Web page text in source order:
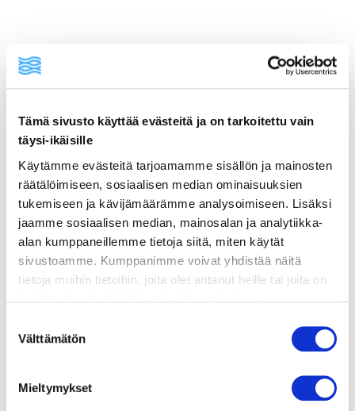
Tämä sivusto käyttää evästeitä ja on tarkoitettu vain
täysi-ikäisille
Käytämme evästeitä tarjoamamme sisällön ja mainosten
räätälöimiseen, sosiaalisen median ominaisuuksien
tukemiseen ja kävijämäärämme analysoimiseen. Lisäksi
jaamme sosiaalisen median, mainosalan ja analytiikka-
alan kumppaneillemme tietoja siitä, miten käytät
sivustoamme. Kumppanimme voivat yhdistää näitä
tietoja muihin tietoihin, joita olet antanut heille tai joita on
tai vanhempi. Vahvista ikäsi käyttääksesi sivustoa.
valinta
Välttämätön
Mieltymykset
ainekset
valmistusohje
lisätietoja
300 g pastaa (esim. linguine tai tagliatelle)
2 valkosipulinkynttä, hienonnettuna